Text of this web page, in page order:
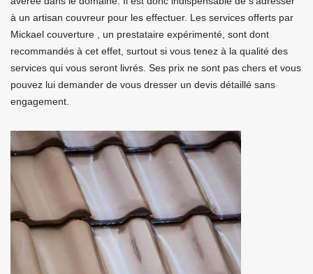
à un artisan couvreur pour les effectuer. Les services offerts par
Mickael couverture , un prestataire expérimenté, sont dont
recommandés à cet effet, surtout si vous tenez à la qualité des
services qui vous seront livrés. Ses prix ne sont pas chers et vous
pouvez lui demander de vous dresser un devis détaillé sans
engagement.